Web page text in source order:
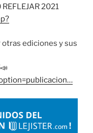
2021
ediciones y sus